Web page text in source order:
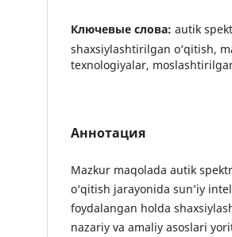
Ключевые слова: autik
shaxsiylashtirilgan o‘qitish,
texnologiyalar,
Аннотация
Mazkur maqolada autik
o‘qitish jarayonida sun’iy
foydalangan holda
nazariy va amaliy asoslari